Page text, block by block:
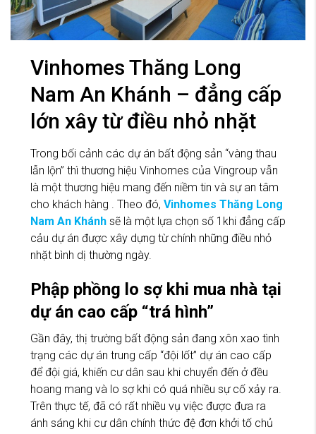
Vinhomes Thăng Long
Nam An Khánh – đẳng cấp
lớn xây từ điều nhỏ nhặt
Trong bối cảnh các dự án bất động sản “vàng thau
lẫn lộn” thì thương hiệu Vinhomes của Vingroup vẫn
là một thương hiệu mang đến niềm tin và sự an tâm
cho khách hàng . Theo đó, Vinhomes Thăng Long
Nam An Khánh sẽ là một lựa chọn số 1khi đẳng cấp
cảu dự án được xây dựng từ chính những điều nhỏ
nhặt bình dị thường ngày.
Phập phồng lo sợ khi mua nhà tại
dự án cao cấp “trá hình”
Gần đây, thị trường bất động sản đang xôn xao tình
trạng các dự án trung cấp “đội lốt” dự án cao cấp
để đội giá, khiến cư dân sau khi chuyển đến ở đều
hoang mang và lo sợ khi có quá nhiều sự cố xảy ra.
Trên thực tế, đã có rất nhiều vụ việc được đưa ra
ánh sáng khi cư dân chính thức đệ đơn khởi tố chủ